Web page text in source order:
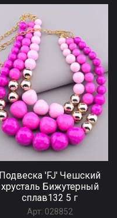
Подвеска 'FJ' Чешский
хрусталь Бижутерный
сплав132 5 г
Арт: 028852